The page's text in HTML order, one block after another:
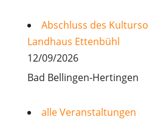
Abschluss des
Landhaus Ettenbühl
12/09/2026
Bad Bellingen-Hertingen
alle Veranstaltungen